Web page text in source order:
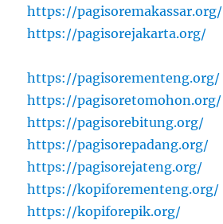
https://pagisoremakassar.org/
https://pagisorejakarta.org/
https://pagisorementeng.org/
https://pagisoretomohon.org/
https://pagisorebitung.org/
https://pagisorepadang.org/
https://pagisorejateng.org/
https://kopiforementeng.org/
https://kopiforepik.org/